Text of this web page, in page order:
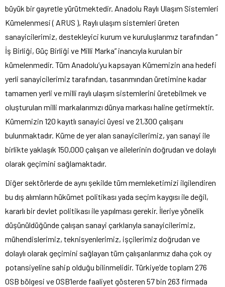
büyük bir gayretle yürütmektedir. Anadolu Raylı Ulaşım Sistemleri
Kümelenmesi ( ARUS ), Raylı ulaşım sistemleri üreten
sanayicilerimiz, destekleyici kurum ve kuruluşlarımız tarafından “
İş Birliği, Güç Birliği ve Milli Marka” inancıyla kurulan bir
kümelenmedir. Tüm Anadolu’yu kapsayan Kümemizin ana hedefi
yerli sanayicilerimiz tarafından, tasarımından üretimine kadar
tamamen yerli ve milli raylı ulaşım sistemlerini üretebilmek ve
oluşturulan milli markalarımızı dünya markası haline getirmektir.
Kümemizin 120 kayıtlı sanayici üyesi ve 21,300 çalışanı
bulunmaktadır. Küme de yer alan sanayicilerimiz, yan sanayi ile
birlikte yaklaşık 150,000 çalışan ve ailelerinin doğrudan ve dolaylı
olarak geçimini sağlamaktadır.
Diğer sektörlerde de aynı şekilde tüm memleketimizi ilgilendiren
bu dış alımların hükümet politikası yada seçim kaygısı ile değil,
kararlı bir devlet politikası ile yapılması gerekir. İleriye yönelik
düşünüldüğünde çalışan sanayi çarklarıyla sanayicilerimiz,
mühendislerimiz, teknisyenlerimiz, işçilerimiz doğrudan ve
dolaylı olarak geçimini sağlayan tüm çalışanlarımız daha çok oy
potansiyeline sahip olduğu bilinmelidir. Türkiye’de toplam 276
OSB bölgesi ve OSB’lerde faaliyet gösteren 57 bin 263 firmada